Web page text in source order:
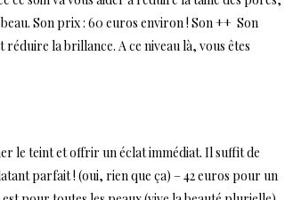
Son prix : 60 euros environ ! Son ++ Son
la brillance. A ce niveau là, vous êtes
le teint et offrir un éclat immédiat. Il suffit de
parfait ! (oui, rien que ça) – 42 euros pour un